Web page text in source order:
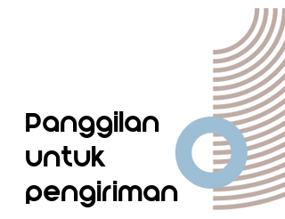
Panggilan
untuk
pengiriman